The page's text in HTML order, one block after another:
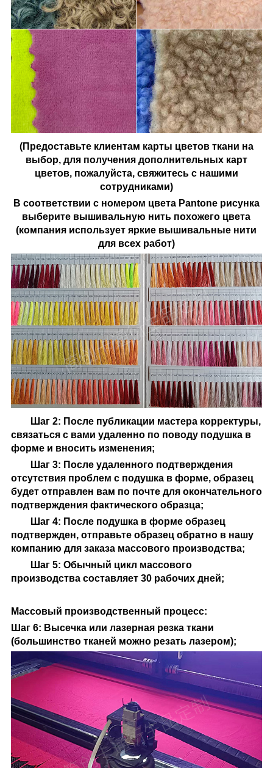
(Предоставьте клиентам карты цветов ткани на
выбор, для получения дополнительных карт
цветов, пожалуйста, свяжитесь с нашими
сотрудниками)
В соответствии с номером цвета Pantone рисунка
выберите вышивальную нить похожего цвета
(компания использует яркие вышивальные нити
для всех работ)
Шаг 2: После публикации мастера корректуры,
связаться с вами удаленно по поводу подушка в
формеи вносить изменения;
Шаг 3: После удаленного подтверждения
отсутствия проблем с подушка в форме, образец
будет отправлен вам по почте для окончательного
подтверждения фактического образца;
Шаг 4: После подушка в формеобразец
подтвержден, отправьте образец обратно в нашу
компанию для заказа массового производства;
Шаг 5: Обычный цикл массового
производства составляет 30 рабочих дней;
Массовый производственный процесс:
Шаг 6: Высечка или лазерная резка ткани
(большинство тканей можно резать лазером);